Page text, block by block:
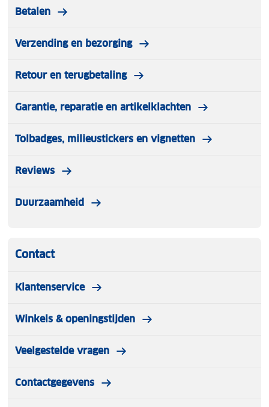
Betalen
Verzending en bezorging
Retour en terugbetaling
Garantie, reparatie en artikelklachten
Tolbadges, milieustickers en vignetten
Reviews
Duurzaamheid
Contact
Klantenservice
Winkels & openingstijden
Veelgestelde vragen
Contactgegevens